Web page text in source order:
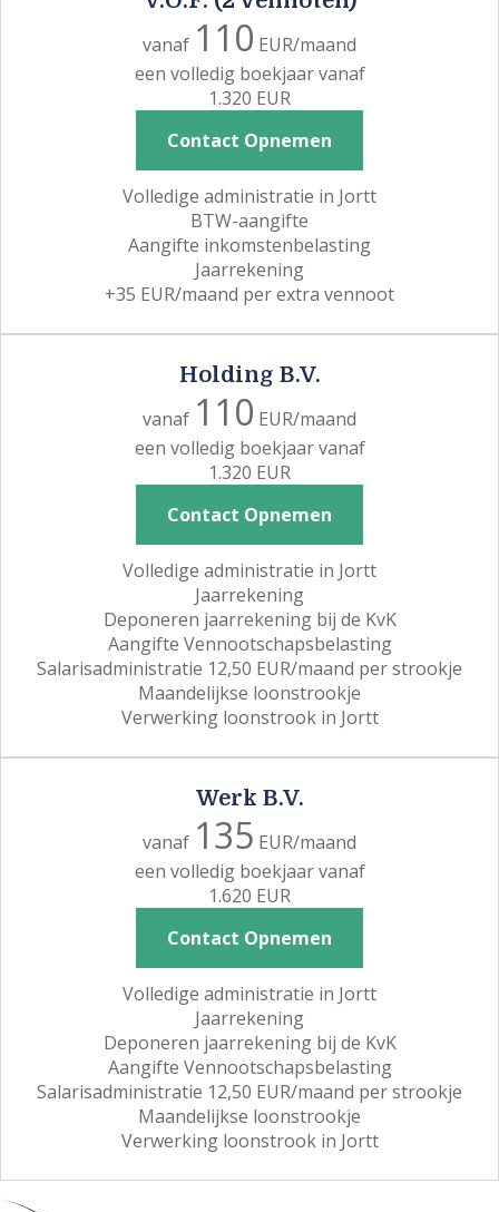
vanaf 110 EUR/maand
een volledig boekjaar vanaf
1.320 EUR
Contact Opnemen
Volledige administratie in Jortt
BTW-aangifte
Aangifte inkomstenbelasting
Jaarrekening
+35 EUR/maand per extra vennoot
Holding B.V.
vanaf 110 EUR/maand
een volledig boekjaar vanaf
1.320 EUR
Contact Opnemen
Volledige administratie in Jortt
Jaarrekening
Deponeren jaarrekening bij de KvK
Aangifte Vennootschapsbelasting
Salarisadministratie 12,50 EUR/maand per strookje
Maandelijkse loonstrookje
Verwerking loonstrook in Jortt
Werk B.V.
vanaf 135 EUR/maand
een volledig boekjaar vanaf
1.620 EUR
Contact Opnemen
Volledige administratie in Jortt
Jaarrekening
Deponeren jaarrekening bij de KvK
Aangifte Vennootschapsbelasting
Salarisadministratie 12,50 EUR/maand per strookje
Maandelijkse loonstrookje
Verwerking loonstrook in Jortt